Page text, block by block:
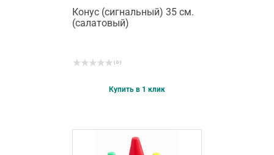
Конус (сигнальный) 35 см.
(салатовый)
( 0 )
Купить в 1 клик